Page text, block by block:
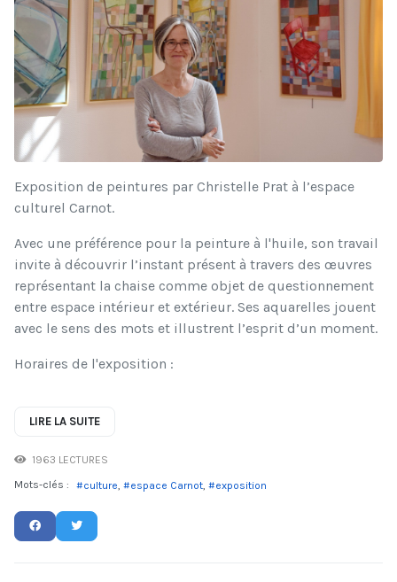
Exposition de peintures par Christelle Prat à l’espace
culturel Carnot.
Avec une préférence pour la peinture à l'huile, son travail
invite à découvrir l’instant présent à travers des œuvres
représentant la chaise comme objet de questionnement
entre espace intérieur et extérieur. Ses aquarelles jouent
avec le sens des mots et illustrent l’esprit d’un moment.
Horaires de l'exposition :
LIRE LA SUITE
1963 LECTURES
Mots-clés :
culture espace Carnot exposition